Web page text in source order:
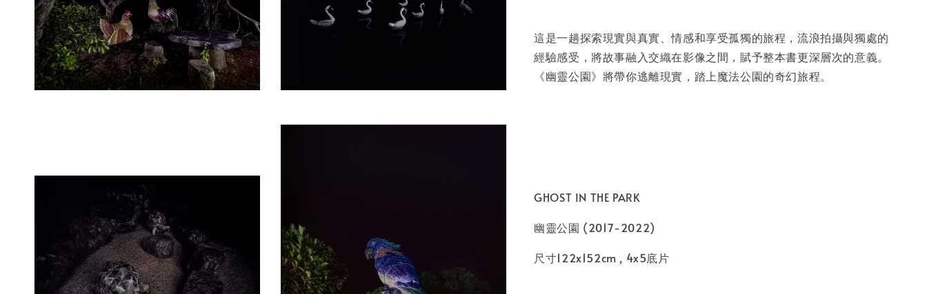
這是一趟探索現實與真實、情感和享受孤獨的旅程，流浪拍攝與獨處的
經驗感受，將故事融入交織在影像之間，賦予整本書更深層次的意義。
《幽靈公園》將帶你逃離現實，踏上魔法公園的奇幻旅程。
GHOST IN THE PARK
幽靈公園 (2017-2022)
尺寸122x152cm , 4x5底片